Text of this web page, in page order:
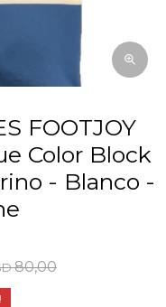
FOOTJOY
Color Block
- Blanco -
80,00